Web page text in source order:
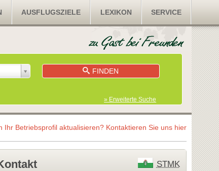
AUSFLUGSZIELE LEXIKON SERVICE
FINDEN
» Erweiterte Suche
Ihr Betriebsprofil aktualisieren? Kontaktieren Sie uns hier
STMK